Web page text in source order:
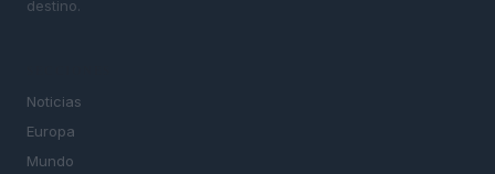
destino.
Noticias
Europa
Mundo